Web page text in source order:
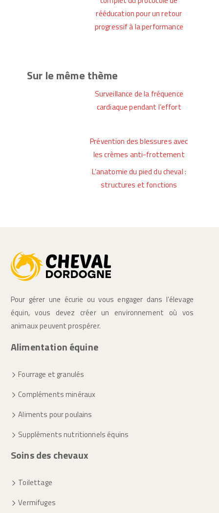
rééducation pour un retour
progressif à la performance
Sur le même thème
Surveillance de la fréquence
cardiaque pendant l’effort
Prévention des blessures avec
les crèmes anti-frottement
L’anatomie du pied du cheval :
structures et fonctions
Pour gérer une écurie ou vous engager dans l’élevage
équin, vous devez créer un environnement où vos
animaux peuvent prospérer.
Alimentation équine
Fourrage et granulés
Compléments minéraux
Aliments pour poulains
Suppléments nutritionnels équins
Soins des chevaux
Toilettage
Vermifuges